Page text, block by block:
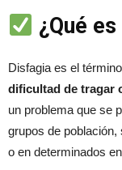
¿Qué
Disfagia es el
dificultad de tragar
un problema que se
grupos de
o en determinados